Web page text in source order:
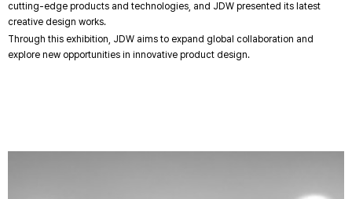
cutting-edge products and technologies, and JDW presented its latest
creative design works.
Through this exhibition, JDW aims to expand global collaboration and
explore new opportunities in innovative product design.